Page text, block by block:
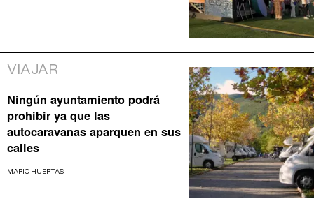
VIAJAR
Ningún ayuntamiento podrá
prohibir ya que las
autocaravanas aparquen en sus
calles
MARIO HUERTAS